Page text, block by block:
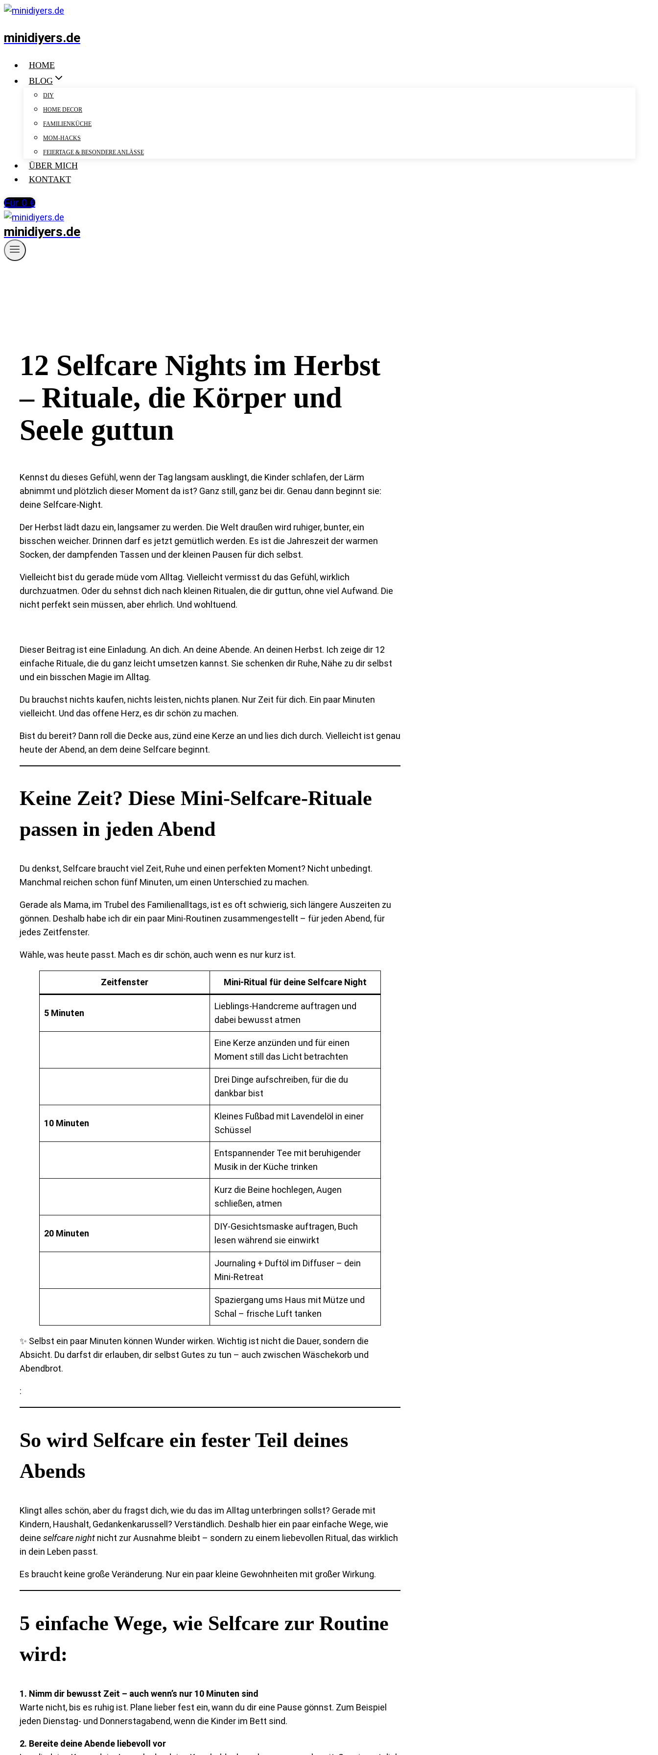
Zum
springen
minidiyers.de
HOME
BLOG
DIY
HOME DECOR
FAMILIENKÜCHE
MOM-HACKS
FEIERTAGE & BESONDERE ANLÄSSE
ÜBER MICH
KONTAKT
Für 0 €
minidiyers.de
12 Selfcare Nights im Herbst
– Rituale, die Körper und
Seele guttun
Kennst du dieses Gefühl, wenn der Tag langsam ausklingt, die Kinder schlafen, der Lärm
abnimmt und plötzlich dieser Moment da ist? Ganz still, ganz bei dir. Genau dann beginnt sie:
deine Selfcare-Night.
Der Herbst lädt dazu ein, langsamer zu werden. Die Welt draußen wird ruhiger, bunter, ein
bisschen weicher. Drinnen darf es jetzt gemütlich werden. Es ist die Jahreszeit der warmen
Socken, der dampfenden Tassen und der kleinen Pausen für dich selbst.
Vielleicht bist du gerade müde vom Alltag. Vielleicht vermisst du das Gefühl, wirklich
durchzuatmen. Oder du sehnst dich nach kleinen Ritualen, die dir guttun, ohne viel Aufwand. Die
nicht perfekt sein müssen, aber ehrlich. Und wohltuend.
Dieser Beitrag ist eine Einladung. An dich. An deine Abende. An deinen Herbst. Ich zeige dir 12
einfache Rituale, die du ganz leicht umsetzen kannst. Sie schenken dir Ruhe, Nähe zu dir selbst
und ein bisschen Magie im Alltag.
Du brauchst nichts kaufen, nichts leisten, nichts planen. Nur Zeit für dich. Ein paar Minuten
vielleicht. Und das offene Herz, es dir schön zu machen.
Bist du bereit? Dann roll die Decke aus, zünd eine Kerze an und lies dich durch. Vielleicht ist genau
heute der Abend, an dem deine Selfcare beginnt.
Keine Zeit? Diese Mini-Selfcare-Rituale
passen in jeden Abend
Du denkst, Selfcare braucht viel Zeit, Ruhe und einen perfekten Moment? Nicht unbedingt.
Manchmal reichen schon fünf Minuten, um einen Unterschied zu machen.
Gerade als Mama, im Trubel des Familienalltags, ist es oft schwierig, sich längere Auszeiten zu
gönnen. Deshalb habe ich dir ein paar Mini-Routinen zusammengestellt – für jeden Abend, für
jedes Zeitfenster.
Wähle, was heute passt. Mach es dir schön, auch wenn es nur kurz ist.
Zeitfenster Mini-Ritual für deine Selfcare Night
5 Minuten
Lieblings-Handcreme auftragen und
dabei bewusst atmen
Eine Kerze anzünden und für einen
Moment still das Licht betrachten
Drei Dinge aufschreiben, für die du
dankbar bist
10 Minuten
Kleines Fußbad mit Lavendelöl in einer
Schüssel
Entspannender Tee mit beruhigender
Musik in der Küche trinken
Kurz die Beine hochlegen, Augen
schließen, atmen
20 Minuten
DIY-Gesichtsmaske auftragen, Buch
lesen während sie einwirkt
Journaling + Duftöl im Diffuser – dein
Mini-Retreat
Spaziergang ums Haus mit Mütze und
Schal – frische Luft tanken
✨ Selbst ein paar Minuten können Wunder wirken. Wichtig ist nicht die Dauer, sondern die
Absicht. Du darfst dir erlauben, dir selbst Gutes zu tun – auch zwischen Wäschekorb und
Abendbrot.
:
So wird Selfcare ein fester Teil deines
Abends
Klingt alles schön, aber du fragst dich, wie du das im Alltag unterbringen sollst? Gerade mit
Kindern, Haushalt, Gedankenkarussell? Verständlich. Deshalb hier ein paar einfache Wege, wie
deine selfcare night nicht zur Ausnahme bleibt – sondern zu einem liebevollen Ritual, das wirklich
in dein Leben passt.
Es braucht keine große Veränderung. Nur ein paar kleine Gewohnheiten mit großer Wirkung.
5 einfache Wege, wie Selfcare zur Routine
wird:
1. Nimm dir bewusst Zeit – auch wenn’s nur 10 Minuten sind
Warte nicht, bis es ruhig ist. Plane lieber fest ein, wann du dir eine Pause gönnst. Zum Beispiel
jeden Dienstag- und Donnerstagabend, wenn die Kinder im Bett sind.
2. Bereite deine Abende liebevoll vor